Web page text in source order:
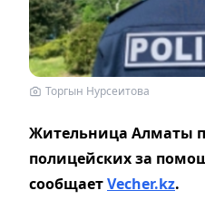
Торгын Нурсеитова
Жительница Алматы
полицейских за
сообщаетVecher.kz.